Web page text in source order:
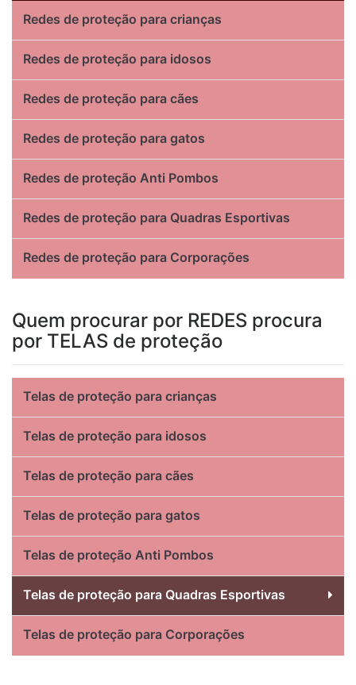
Redes de proteção para crianças
Redes de proteção para idosos
Redes de proteção para cães
Redes de proteção para gatos
Redes de proteção Anti Pombos
Redes de proteção para Quadras Esportivas
Redes de proteção para Corporações
Quem procurar por REDES procura
por TELAS de proteção
Telas de proteção para crianças
Telas de proteção para idosos
Telas de proteção para cães
Telas de proteção para gatos
Telas de proteção Anti Pombos
Telas de proteção para Quadras Esportivas
Telas de proteção para Corporações